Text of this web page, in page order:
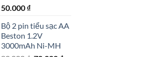
50.000 ₫
Bộ 2 pin tiểu sạc AA
Beston 1.2V
3000mAh Ni-MH